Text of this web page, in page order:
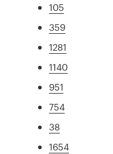
105
359
1281
1140
951
754
38
1654